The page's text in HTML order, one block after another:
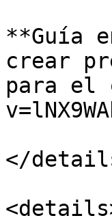
**Guía
crear
para el
</